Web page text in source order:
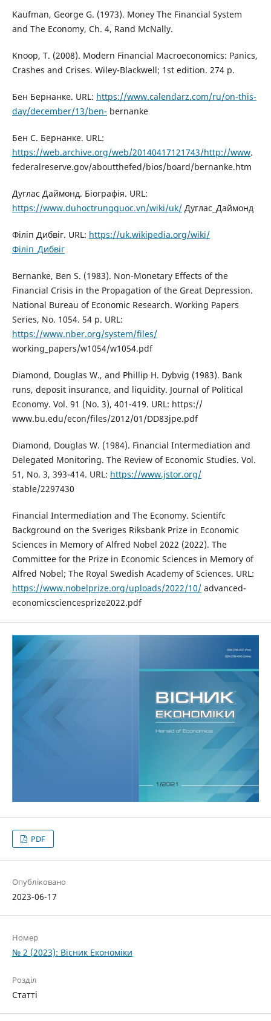
Kaufman, George G. (1973). Money The Financial System
and The Economy, Ch. 4, Rand McNally.
Knoop, T. (2008). Modern Financial Macroeconomics: Panics,
Crashes and Crises. Wiley-Blackwell; 1st edition. 274 p.
Бен Бернанке. URL: https://www.calendarz.com/ru/on-this-
day/december/13/ben- bernanke
Бен С. Бернанке. URL:
https://web.archive.org/web/20140417121743/http://www.
federalreserve.gov/aboutthefed/bios/board/bernanke.htm
Дуглас Даймонд. Біографія. URL:
https://www.duhoctrungquoc.vn/wiki/uk/Дуглас_Даймонд
Філіп Дибвіг. URL: https://uk.wikipedia.org/wiki/
Філіп_Дибвіг
Bernanke, Вen S. (1983). Non-Monetary Effects of the
Financial Crisis in the Propagation of the Great Depression.
National Bureau of Economic Research. Working Papers
Series, No. 1054. 54 p. URL:
https://www.nber.org/system/files/
working_papers/w1054/w1054.pdf
Diamond, Douglas W., and Phillip H. Dybvig (1983). Bank
runs, deposit insurance, and liquidity. Journal of Political
Economy. Vol. 91 (No. 3), 401-419. URL: https://
www.bu.edu/econ/files/2012/01/DD83jpe.pdf
Diamond, Douglas W. (1984). Financial Intermediation and
Delegated Monitoring. The Review of Economic Studies. Vol.
51, No. 3, 393-414. URL: https://www.jstor.org/
stable/2297430
Financial Intermediation and The Economy. Scientifc
Background on the Sveriges Riksbank Prize in Economic
Sciences in Memory of Alfred Nobel 2022 (2022). The
Committee for the Prize in Economic Sciences in Memory of
Alfred Nobel; The Royal Swedish Academy of Sciences. URL:
https://www.nobelprize.org/uploads/2022/10/advanced-
economicsciencesprize2022.pdf
PDF
Опубліковано
2023-06-17
Номер
№ 2 (2023): Вісник Економіки
Розділ
Статті